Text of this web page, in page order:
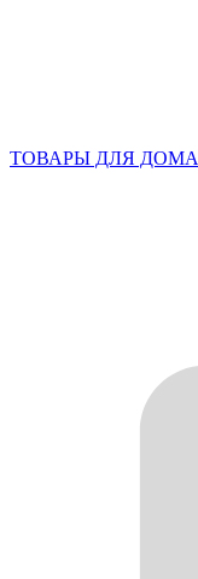
ТОВАРЫ ДЛЯ ДОМА